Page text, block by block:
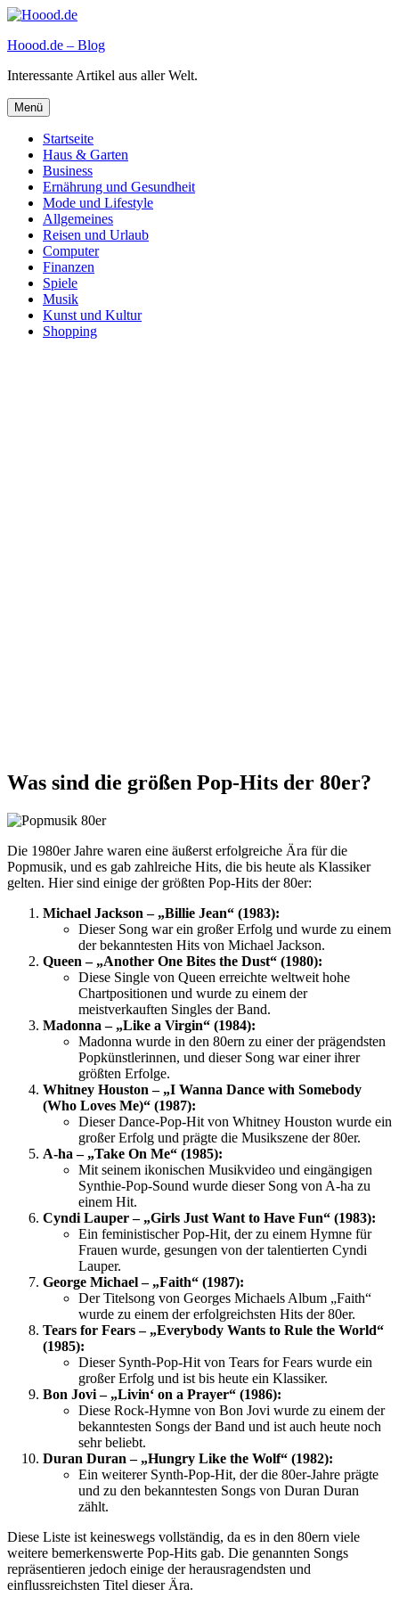
Zum
springen
Hoood.de – Blog
Interessante Artikel aus aller Welt.
Menü
Startseite
Haus & Garten
Business
Ernährung und Gesundheit
Mode und Lifestyle
Allgemeines
Reisen und Urlaub
Computer
Finanzen
Spiele
Musik
Kunst und Kultur
Shopping
Was sind die größen Pop-Hits der 80er?
Die 1980er Jahre waren eine äußerst erfolgreiche Ära für die
Popmusik, und es gab zahlreiche Hits, die bis heute als Klassiker
gelten. Hier sind einige der größten Pop-Hits der 80er:
Michael Jackson – „Billie Jean“ (1983):
Dieser Song war ein großer Erfolg und wurde zu einem
der bekanntesten Hits von Michael Jackson.
Queen – „Another One Bites the Dust“ (1980):
Diese Single von Queen erreichte weltweit hohe
Chartpositionen und wurde zu einem der
meistverkauften Singles der Band.
Madonna – „Like a Virgin“ (1984):
Madonna wurde in den 80ern zu einer der prägendsten
Popkünstlerinnen, und dieser Song war einer ihrer
größten Erfolge.
Whitney Houston – „I Wanna Dance with Somebody
(Who Loves Me)“ (1987):
Dieser Dance-Pop-Hit von Whitney Houston wurde ein
großer Erfolg und prägte die Musikszene der 80er.
A-ha – „Take On Me“ (1985):
Mit seinem ikonischen Musikvideo und eingängigen
Synthie-Pop-Sound wurde dieser Song von A-ha zu
einem Hit.
Cyndi Lauper – „Girls Just Want to Have Fun“ (1983):
Ein feministischer Pop-Hit, der zu einem Hymne für
Frauen wurde, gesungen von der talentierten Cyndi
Lauper.
George Michael – „Faith“ (1987):
Der Titelsong von Georges Michaels Album „Faith“
wurde zu einem der erfolgreichsten Hits der 80er.
Tears for Fears – „Everybody Wants to Rule the World“
(1985):
Dieser Synth-Pop-Hit von Tears for Fears wurde ein
großer Erfolg und ist bis heute ein Klassiker.
Bon Jovi – „Livin‘ on a Prayer“ (1986):
Diese Rock-Hymne von Bon Jovi wurde zu einem der
bekanntesten Songs der Band und ist auch heute noch
sehr beliebt.
Duran Duran – „Hungry Like the Wolf“ (1982):
Ein weiterer Synth-Pop-Hit, der die 80er-Jahre prägte
und zu den bekanntesten Songs von Duran Duran
zählt.
Diese Liste ist keineswegs vollständig, da es in den 80ern viele
weitere bemerkenswerte Pop-Hits gab. Die genannten Songs
repräsentieren jedoch einige der herausragendsten und
einflussreichsten Titel dieser Ära.